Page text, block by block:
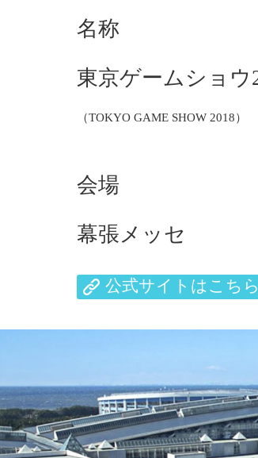
名称
東京ゲームショウ
（TOKYO GAME SHOW 2018）
会場
幕張メッセ
公式サイトはこちら